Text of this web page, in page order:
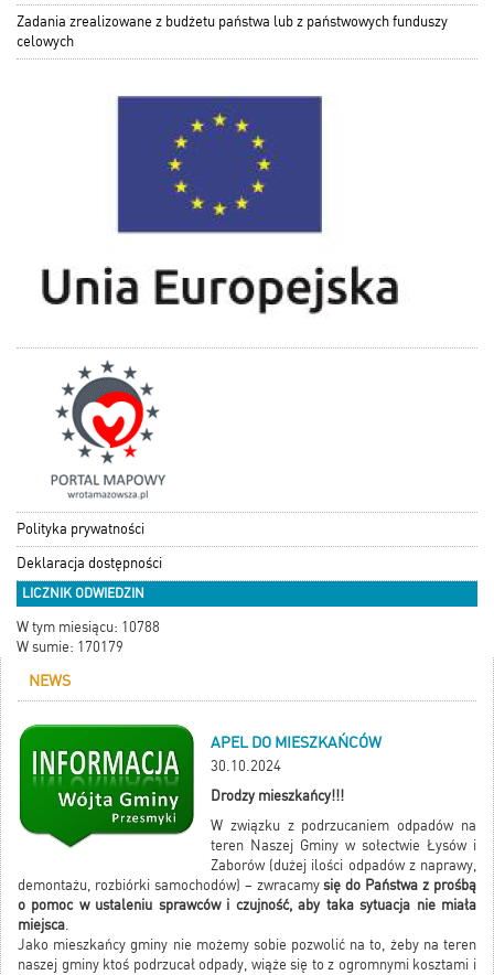
Zadania zrealizowane z budżetu państwa lub z państwowych funduszy
celowych
Polityka prywatności
Deklaracja dostępności
LICZNIK ODWIEDZIN
W tym miesiącu: 10788
W sumie: 170179
NEWS
APEL DO MIESZKAŃCÓW
30.10.2024
Drodzy mieszkańcy!!!
W związku z podrzucaniem odpadów na
teren Naszej Gminy w sołectwie Łysów i
Zaborów (dużej ilości odpadów z naprawy,
demontażu, rozbiórki samochodów) – zwracamysię do Państwa z prośbą
o pomoc w ustaleniu sprawców i czujność, aby taka sytuacja nie miała
miejsca.
Jako mieszkańcy gminy nie możemy sobie pozwolić na to, żeby na teren
naszej gminy ktoś podrzucał odpady, wiąże się to z ogromnymi kosztami i